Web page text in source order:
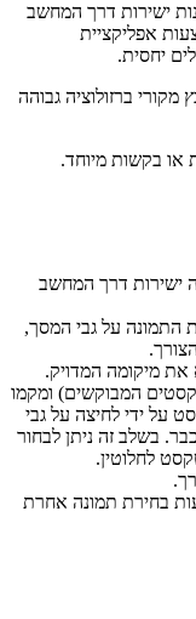
ישירות דרך המחשב
אפליקציית
ברזולוציה גבוהה
או בקשות מיוחד.
ישירות דרך המחשב
על גבי המסך,
את מיקומה המדויק.
המבוקשים) ומקמו
על ידי לחיצה על גבי
בשלב זה ניתן לבחור
לחלוטין.
בחירת תמונה אחרת